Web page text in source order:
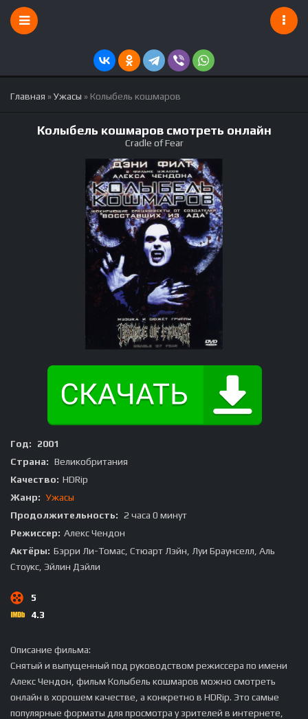
Главная »Ужасы » Колыбель кошмаров
Колыбель кошмаров смотреть онлайн
Cradle of Fear
Год:
2001
Страна: Великобритания
Качество: HDRip
Жанр: Ужасы
Продолжительность: 2 часа 0 минут
Режиссер: Алекс Чендон
Актёры: Бэрри Ли-Томас, Стюарт Лэйн, Луи Браунселл, Аль
Стоукс, Эйлин Дэйли
5
4.3
Описание фильма:
Снятый и выпущенный под руководством режиссера по имени
Алекс Чендон, фильм Колыбель кошмаров можно смотреть
онлайн в хорошем качестве, а конкретно в HDRip. Это самые
популярные форматы для просмотра у зрителей в интернете,